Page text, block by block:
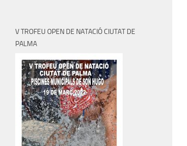
V TROFEU OPEN DE NATACIÓ CIUTAT DE
PALMA